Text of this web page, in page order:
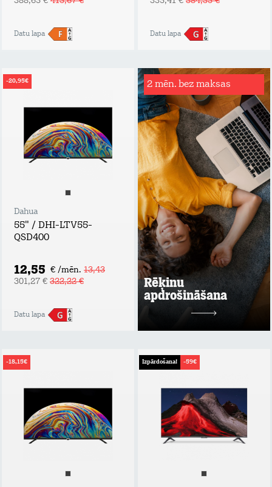
Datu lapa Datu lapa
-20,95€
Dahua
55" / DHI-LTV55-
QSD400
12,55 € /mēn. 13,43
301,27 € 322,22 €
Datu lapa
2 mēn. bez maksas
Rēķinu
apdrošināšana
Rēķinu
apdrošināšana
Tavs atbalsta plecs
bezdarba vai
ilgstošas darba
nespējas gadījumā!
Apdrošināšanas
summa: rēķina
summas apmērs,
nepārsniedzot 60
EUR / mēn.;
Maksimālais
atlīdzības periods
līdz 6 mēnešiem;
Maksimālā
atlīdzības summa:
līdz 360 EUR.
Uzzināt vairāk
1,99
-18,15€ Izpārdošana! -59€